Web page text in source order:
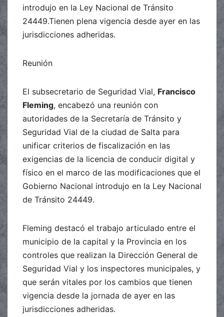
introdujo en la Ley Nacional de Tránsito
24449.Tienen plena vigencia desde ayer en las
jurisdicciones adheridas.
Reunión
El subsecretario de Seguridad Vial, Francisco
Fleming, encabezó una reunión con
autoridades de la Secretaría de Tránsito y
Seguridad Vial de la ciudad de Salta para
unificar criterios de fiscalización en las
exigencias de la licencia de conducir digital y
físico en el marco de las modificaciones que el
Gobierno Nacional introdujo en la Ley Nacional
de Tránsito 24449.
Fleming destacó el trabajo articulado entre el
municipio de la capital y la Provincia en los
controles que realizan la Dirección General de
Seguridad Vial y los inspectores municipales, y
que serán vitales por los cambios que tienen
vigencia desde la jornada de ayer en las
jurisdicciones adheridas.